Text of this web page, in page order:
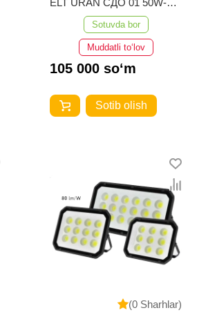
IP65-6500K Черный
Sotuvda bor
Muddatli to‘lov
105 000 so‘m
Sotib olish
(0 Sharhlar)